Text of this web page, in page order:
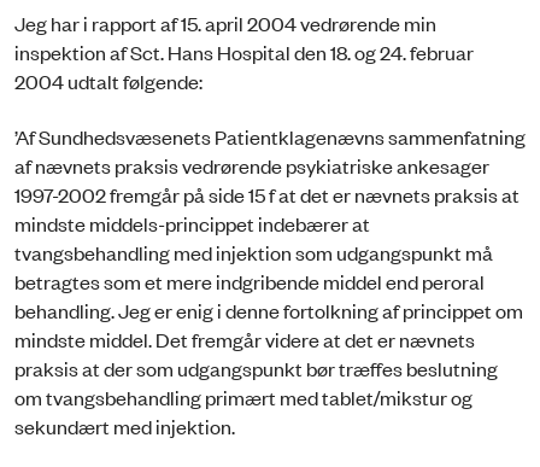
Jeg har i rapport af 15. april 2004 vedrørende min
inspektion af Sct. Hans Hospital den 18. og 24. februar
2004 udtalt følgende:
’Af Sundhedsvæsenets Patientklagenævns sammenfatning
af nævnets praksis vedrørende psykiatriske ankesager
1997-2002 fremgår på side 15 f at det er nævnets praksis at
mindste middels-princippet indebærer at
tvangsbehandling med injektion som udgangspunkt må
betragtes som et mere indgribende middel end peroral
behandling. Jeg er enig i denne fortolkning af princippet om
mindste middel. Det fremgår videre at det er nævnets
praksis at der som udgangspunkt bør træffes beslutning
om tvangsbehandling primært med tablet/mikstur og
sekundært med injektion.